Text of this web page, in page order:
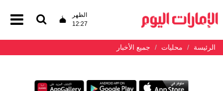
الظهر
12:27
الرئيسة محليات جميع الأخبار